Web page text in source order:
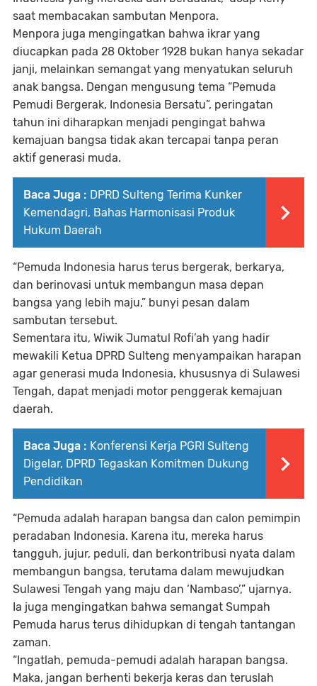
saat membacakan sambutan Menpora.
Menpora juga mengingatkan bahwa ikrar yang
diucapkan pada 28 Oktober 1928 bukan hanya sekadar
janji, melainkan semangat yang menyatukan seluruh
anak bangsa. Dengan mengusung tema “Pemuda
Pemudi Bergerak, Indonesia Bersatu”, peringatan
tahun ini diharapkan menjadi pengingat bahwa
kemajuan bangsa tidak akan tercapai tanpa peran
aktif generasi muda.
Baca Juga : DPRD Sulteng Terima Kunker
Kemendagri, Bahas Harmonisasi Produk
Hukum Daerah
“Pemuda Indonesia harus terus bergerak, berkarya,
dan berinovasi untuk membangun masa depan
bangsa yang lebih maju,” bunyi pesan dalam
sambutan tersebut.
Sementara itu, Wiwik Jumatul Rofi’ah yang hadir
mewakili Ketua DPRD Sulteng menyampaikan harapan
agar generasi muda Indonesia, khususnya di Sulawesi
Tengah, dapat menjadi motor penggerak kemajuan
daerah.
Baca Juga : Konferensi Kerja PGRI Sulteng
Digelar, DPRD Tegaskan Komitmen Dukung
Pendidikan
“Pemuda adalah harapan bangsa dan calon pemimpin
peradaban Indonesia. Karena itu, mereka harus
tangguh, jujur, peduli, dan berkontribusi nyata dalam
membangun bangsa, terutama dalam mewujudkan
Sulawesi Tengah yang maju dan ‘Nambaso’,” ujarnya.
Ia juga mengingatkan bahwa semangat Sumpah
Pemuda harus terus dihidupkan di tengah tantangan
zaman.
“Ingatlah, pemuda-pemudi adalah harapan bangsa.
Maka, jangan berhenti bekerja keras dan teruslah